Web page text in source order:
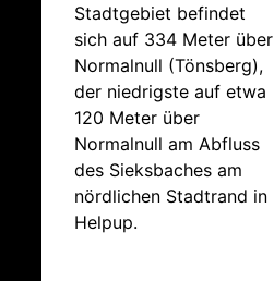
Stadtgebiet befindet
sich auf 334 Meter über
Normalnull (Tönsberg),
der niedrigste auf etwa
120 Meter über
Normalnull am Abfluss
des Sieksbaches am
nördlichen Stadtrand in
Helpup.